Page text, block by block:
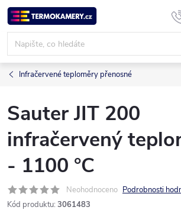
Přejít
na
obsah
Infračervené teploměry přenosné
Sauter JIT 200
infračervený
- 1100 °C
Neohodnoceno Podrobnosti
Kód produktu: 3061483